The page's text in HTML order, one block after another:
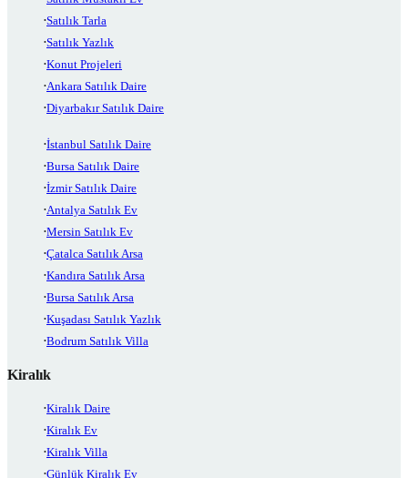
Satılık Tarla
Satılık Yazlık
Konut Projeleri
Ankara Satılık Daire
Diyarbakır Satılık Daire
İstanbul Satılık Daire
Bursa Satılık Daire
İzmir Satılık Daire
Antalya Satılık Ev
Mersin Satılık Ev
Çatalca Satılık Arsa
Kandıra Satılık Arsa
Bursa Satılık Arsa
Kuşadası Satılık Yazlık
Bodrum Satılık Villa
Kiralık
Kiralık Daire
Kiralık Ev
Kiralık Villa
Günlük Kiralık Ev